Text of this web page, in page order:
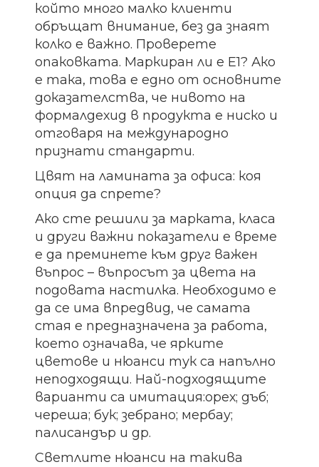
който много малко клиенти
обръщат внимание, без да знаят
колко е важно. Проверете
опаковката. Маркиран ли е Е1? Ако
е така, това е едно от основните
доказателства, че нивото на
формалдехид в продукта е ниско и
отговаря на международно
признати стандарти.
Цвят на ламината за офиса: коя
опция да спрете?
Ако сте решили за марката, класа
и други важни показатели е време
е да преминете към друг важен
въпрос – въпросът за цвета на
подовата настилка. Необходимо е
да се има впредвид, че самата
стая е предназначена за работа,
което означава, че ярките
цветове и нюанси тук са напълно
неподходящи. Най-подходящите
варианти са имитация:орех; дъб;
череша; бук; зебрано; мербау;
палисандър и др.
Светлите нюанси на такива